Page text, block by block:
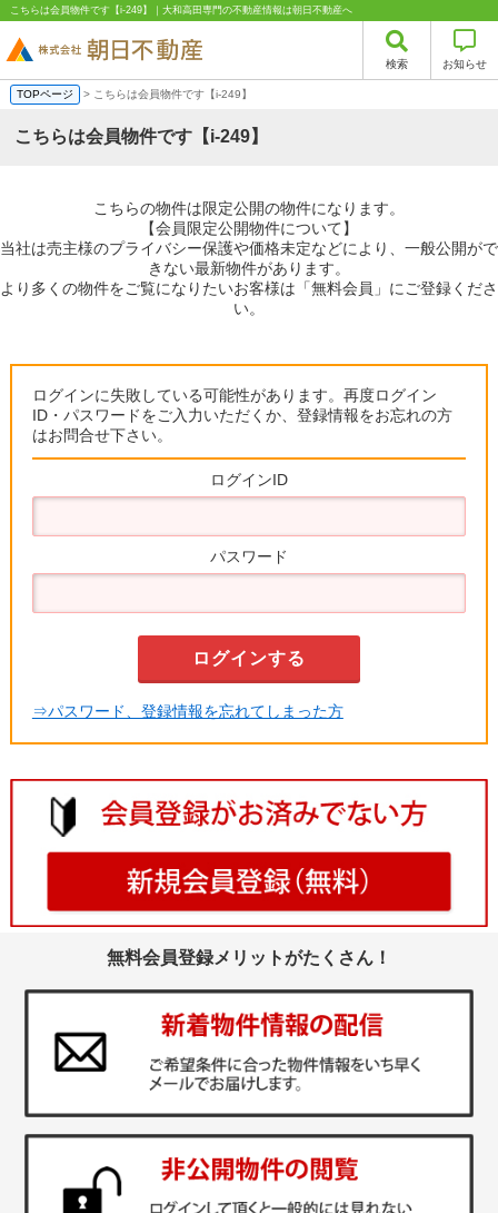
こちらは会員物件です【i-249】｜大和高田専門の不動産情報は朝日不動産へ
検索 お知らせ
TOPページ > こちらは会員物件です【i-249】
こちらは会員物件です【i-249】
こちらの物件は限定公開の物件になります。
【会員限定公開物件について】
当社は売主様のプライバシー保護や価格未定などにより、一般公開がで
きない最新物件があります。
より多くの物件をご覧になりたいお客様は「無料会員」にご登録くださ
い。
ログインに失敗している可能性があります。再度ログイン
ID・パスワードをご入力いただくか、登録情報をお忘れの方
はお問合せ下さい。
ログインID
パスワード
⇒パスワード、登録情報を忘れてしまった方
無料会員登録メリットがたくさん！